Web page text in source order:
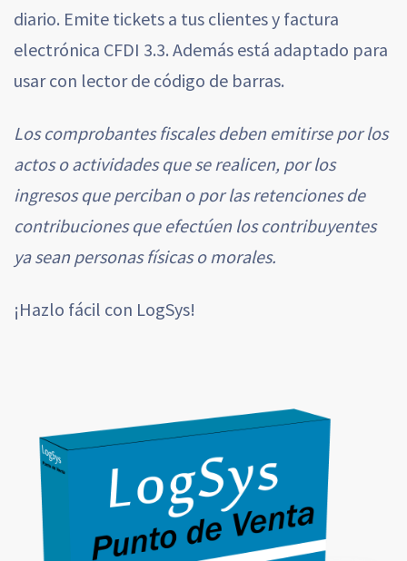
diario. Emite tickets a tus clientes y factura
electrónica CFDI 3.3. Además está adaptado para
usar con lector de código de barras.
Los comprobantes fiscales deben emitirse por los
actos o actividades que se realicen, por los
ingresos que perciban o por las retenciones de
contribuciones que efectúen los contribuyentes
ya sean personas físicas o morales.
¡Hazlo fácil con LogSys!